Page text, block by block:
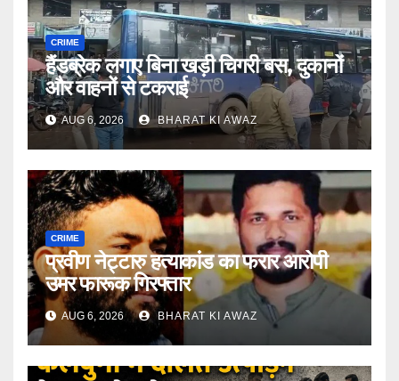
CRIME
हैंडब्रेक लगाए बिना खड़ी चिगरी बस, दुकानों
और वाहनों से टकराई
AUG 6, 2026 BHARAT KI AWAZ
CRIME
प्रवीण नेट्टारु हत्याकांड का फरार आरोपी
उमर फारूक गिरफ्तार
AUG 6, 2026 BHARAT KI AWAZ